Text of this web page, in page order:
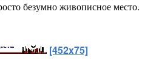
безумно живописное место.
[452x75]